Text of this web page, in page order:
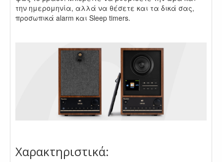
την ημερομηνία, αλλά να θέσετε και τα δικά σας,
προσωπικά alarm και Sleep timers.
Χαρακτηριστικά: